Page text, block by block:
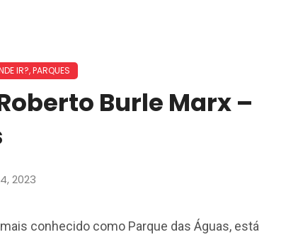
IR?,PARQUES
Burle Marx –
2023
conhecido como Parque das Águas, está